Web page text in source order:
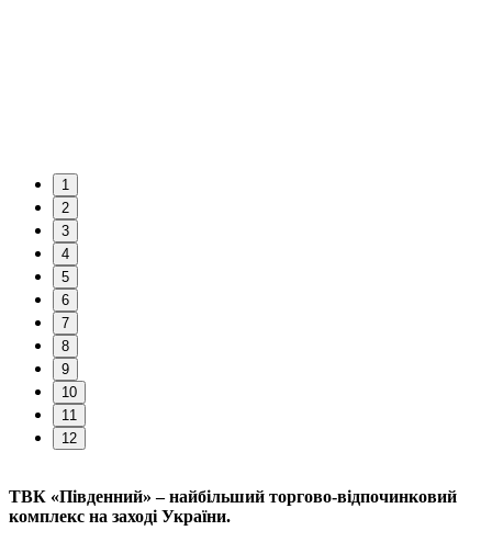
1
2
3
4
5
6
7
8
9
10
11
12
ТВК «Південний» – найбільший торгово-відпочинковий
комплекс на заході України.